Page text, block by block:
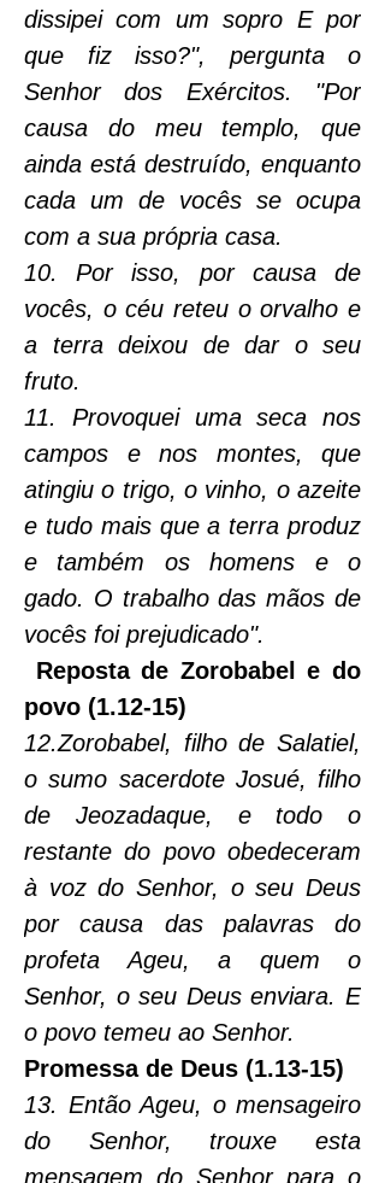
dissipei com um sopro E por
que fiz isso?", pergunta o
Senhor dos Exércitos. "Por
causa do meu templo, que
ainda está destruído, enquanto
cada um de vocês se ocupa
com a sua própria casa.
10. Por isso, por causa de
vocês, o céu reteu o orvalho e
a terra deixou de dar o seu
fruto.
11. Provoquei uma seca nos
campos e nos montes, que
atingiu o trigo, o vinho, o azeite
e tudo mais que a terra produz
e também os homens e o
gado. O trabalho das mãos de
vocês foi prejudicado".
Reposta de Zorobabel e do
povo (1.12-15)
12.Zorobabel, filho de Salatiel,
o sumo sacerdote Josué, filho
de Jeozadaque, e todo o
restante do povo obedeceram
à voz do Senhor, o seu Deus
por causa das palavras do
profeta Ageu, a quem o
Senhor, o seu Deus enviara. E
o povo temeu ao Senhor.
Promessa de Deus (1.13-15)
13. Então Ageu, o mensageiro
do Senhor, trouxe esta
mensagem do Senhor para o